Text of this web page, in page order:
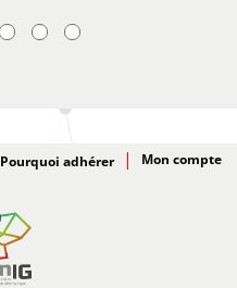
Adhésion
Pourquoi adhérer